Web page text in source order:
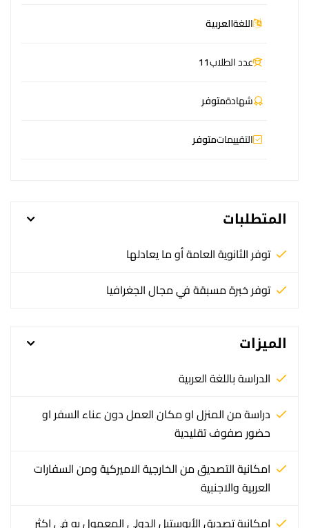
اللغةالعربية
عدد الطلاب11
شهادةمتوفر
التقييماتمتوفر
المتطلبات
توفر الثانوية العامة أو ما يعادلها
توفر خبرة مسبقة في مجال الجغرافيا
الميزات
الدراسة باللغة العربية
دراسة من المنزل او مكان العمل دون عناء السفر او
حضور صفوف تقليدية
امكانية التصديق من الخارجية الاميركية ومن السفارات
العربية والاجنبية
امكانية تصديق الأبوستيل الدولي المعمول به في اكثر